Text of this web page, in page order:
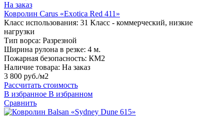
На заказ
Ковролин Carus «Exotica Red 411»
Класс использования: 31 Класс - коммерческий, низкие
нагрузки
Тип ворса: Разрезной
Ширина рулона в резке: 4 м.
Пожарная безопасность: КМ2
Наличие товара: На заказ
3 800 руб./м2
Рассчитать стоимость
В избранное В избранном
Сравнить